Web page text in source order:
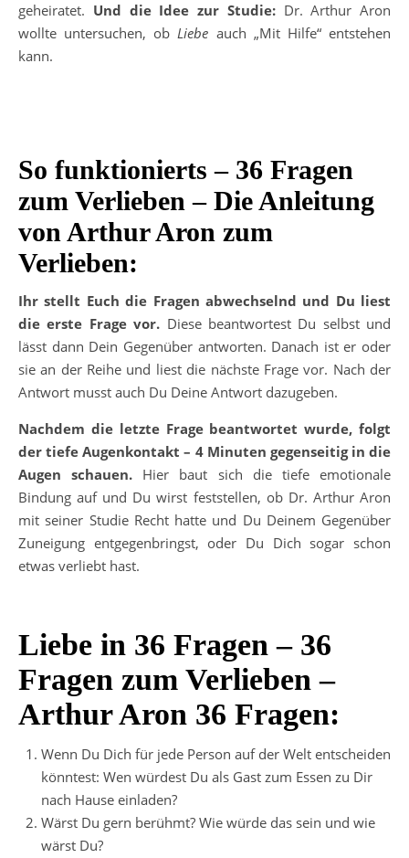
geheiratet. Und die Idee zur Studie: Dr. Arthur Aron
wollte untersuchen, obLiebe auch „Mit Hilfe“ entstehen
kann.
So funktionierts – 36 Fragen
zum Verlieben – Die Anleitung
von Arthur Aron zum
Verlieben:
Ihr stellt Euch die Fragen abwechselnd und Du liest
die erste Frage vor. Diese beantwortest Du selbst und
lässt dann Dein Gegenüber antworten. Danach ist er oder
sie an der Reihe und liest die nächste Frage vor. Nach der
Antwort musst auch Du Deine Antwort dazugeben.
Nachdem die letzte Frage beantwortet wurde, folgt
der tiefe Augenkontakt – 4 Minuten gegenseitig in die
Augen schauen. Hier baut sich die tiefe emotionale
Bindung auf und Du wirst feststellen, ob Dr. Arthur Aron
mit seiner Studie Recht hatte und Du Deinem Gegenüber
Zuneigung entgegenbringst, oder Du Dich sogar schon
etwas verliebt hast.
Liebe in 36 Fragen – 36
Fragen zum Verlieben –
Arthur Aron 36 Fragen:
Wenn Du Dich für jede Person auf der Welt entscheiden
könntest: Wen würdest Du als Gast zum Essen zu Dir
nach Hause einladen?
Wärst Du gern berühmt? Wie würde das sein und wie
wärst Du?